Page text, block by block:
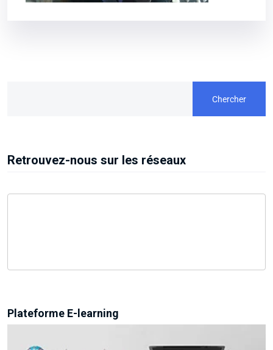
Chercher
Retrouvez-nous sur les réseaux
Plateforme E-learning